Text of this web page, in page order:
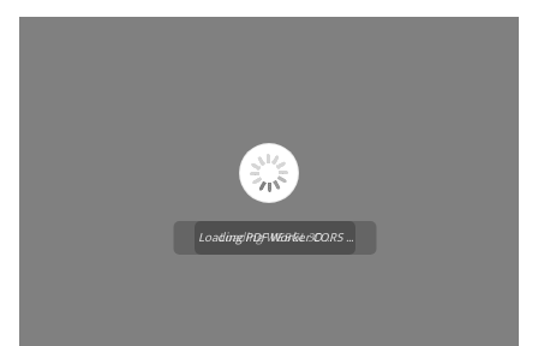
Loading WEBGL 3D ...
Loading PDF Worker CORS ...